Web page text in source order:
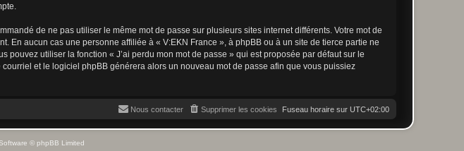
de ne pas utiliser le même mot de passe sur plusieurs sites internet différents. Votre mot de
En aucun cas une personne affiliée à « V:EKN France », à phpBB ou à un site de tierce partie ne
utiliser la fonction « J’ai perdu mon mot de passe » qui est proposée par défaut sur le
et le logiciel phpBB générera alors un nouveau mot de passe afin que vous puissiez
Fuseau horaire sur UTC+02:00
Supprimer les cookies
Nous contacter
© phpBB Limited